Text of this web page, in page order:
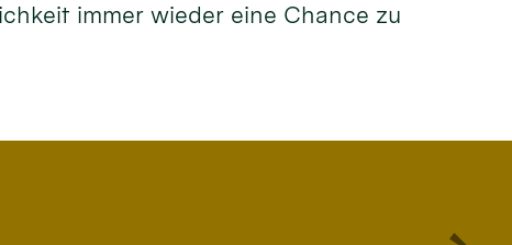
immer wieder eine Chance zu